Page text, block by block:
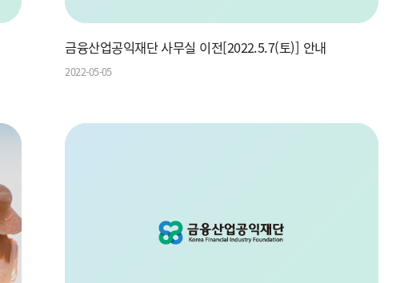
금융산업공익재단 사무실 이전[2022.5.7(토)] 안내
2022-05-05